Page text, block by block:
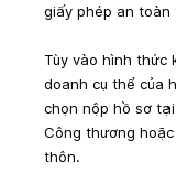
giấy phép an toàn
Tùy vào hình thức
doanh cụ thể của
chọn nộp hồ sơ
Công thương
thôn.